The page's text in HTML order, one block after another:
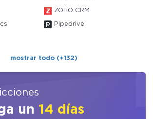
ZOHO CRM
Pipedrive
mostrar todo (+132)
un 14 días